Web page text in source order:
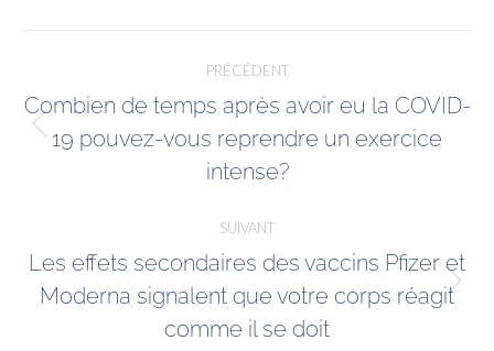
PRÉCÉDENT
Combien de temps après avoir eu la COVID-
19 pouvez-vous reprendre un exercice
intense?
SUIVANT
Les effets secondaires des vaccins Pfizer et
Moderna signalent que votre corps réagit
comme il se doit